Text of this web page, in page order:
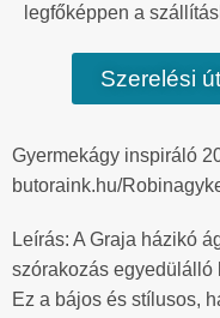
legfőképpen a
Szerelési
Gyermekágy inspiráló
butoraink.hu/
Leírás: A Graja házikó
szórakozás egyedülálló
Ez a bájos és stílusos,